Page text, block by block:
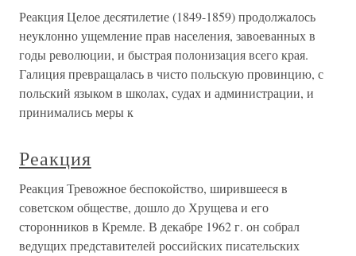
Реакция Целое десятилетие (1849-1859) продолжалось
неуклонно ущемление прав населения, завоеванных в
годы революции, и быстрая полонизация всего края.
Галиция превращалась в чисто польскую провинцию, с
польский языком в школах, судах и администрации, и
принимались меры к
Реакция
Реакция Тревожное беспокойство, ширившееся в
советском обществе, дошло до Хрущева и его
сторонников в Кремле. В декабре 1962 г. он собрал
ведущих представителей российских писательских